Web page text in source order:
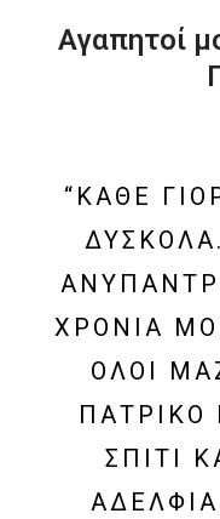
Αγαπητοί
“ΚΆΘΕ
ΧΡΌΝΙΑ
ΌΛΟΙ
ΠΑΤΡΙΚΌ
ΠΊΤΙ
ΔΈΛΦΙΑ